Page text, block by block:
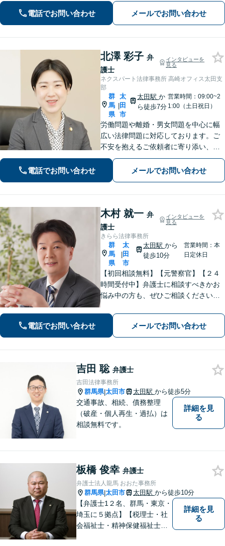
もご相談ください。
電話でお問い合わせ メールでお問い合わせ
北澤 彩子 弁
護士
インタビューを
見る
ネクスパート法律事務所 高崎オフィス太田支
部
群
馬
県
|
太
田
市
太田駅か
ら徒歩7分
営業時間：09:00~2
1:00（土日祝日）
労働問題や離婚・男女問題を中心に幅
広い法律問題に対応しております。ご
不安を抱えるご依頼者に寄り添い、最
善の解決策を提案して、心の支えにな
れるよう尽力します。【初回相談無
料】まずは心のうちをお聞かせくださ
電話でお問い合わせ メールでお問い合わせ
木村 就一 弁
護士
インタビューを
見る
きらら法律事務所
群
馬
県
|
太
田
市
太田駅 から
徒歩10分
営業時間：本
日定休日
【初回相談無料】【元警察官】【２４
時間受付中】弁護士に相談すべきかお
悩み中の方も、ぜひご相談ください
法務など】ご相談者さまに寄り添い、
きめ細やかな対応で、スピーディーに
最良の解決を目指します【土日・夜間
相談可能】。
電話でお問い合わせ メールでお問い合わせ
吉田 聡 弁護士
吉田法律事務所
群馬県|太田市 太田駅 から徒歩5分
交通事故、相続、債務整理
（破産・個人再生・過払）は
相談無料です。
詳細を見
る
板橋 俊幸 弁護士
弁護士法人龍馬 おおた事務所
群馬県|太田市 太田駅 から徒歩10分
【弁護士1２名、群馬・東京・
埼玉に５拠点】【税理士・社
会福祉士・精神保健福祉士が
詳細を見
る